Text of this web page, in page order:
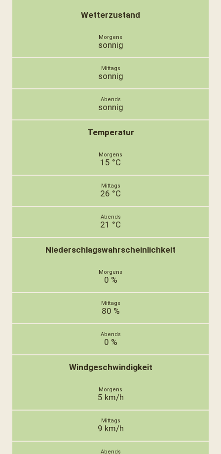
Wetterzustand
sonnig
sonnig
sonnig
Temperatur
15 °C
26 °C
21 °C
Niederschlagswahrscheinlichkeit
0 %
80 %
0 %
Windgeschwindigkeit
5 km/h
9 km/h